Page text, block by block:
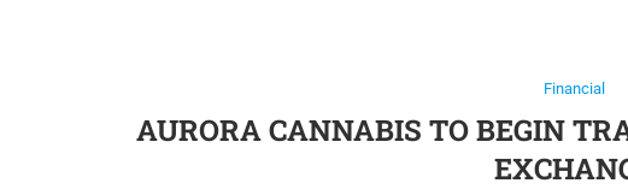
Financial
AURORA CANNABIS TO BEGIN